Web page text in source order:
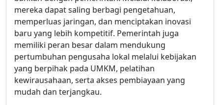
mereka dapat saling berbagi pengetahuan,
memperluas jaringan, dan menciptakan inovasi
baru yang lebih kompetitif. Pemerintah juga
memiliki peran besar dalam mendukung
pertumbuhan pengusaha lokal melalui kebijakan
yang berpihak pada UMKM, pelatihan
kewirausahaan, serta akses pembiayaan yang
mudah dan terjangkau.